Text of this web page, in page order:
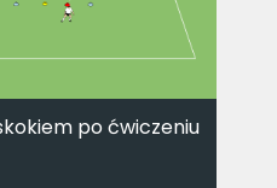
po ćwiczeniu